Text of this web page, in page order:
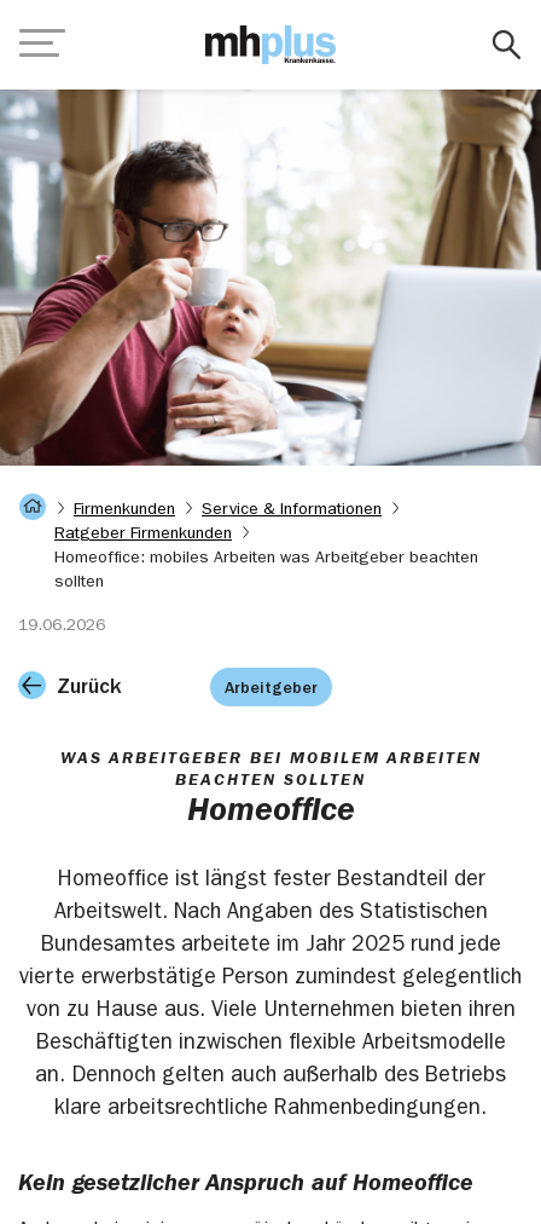
Navigation
Startseite
Firmenkunden
Service & Informationen
Ratgeber Firmenkunden
Homeoffice: mobiles Arbeiten was Arbeitgeber beachten
sollten
19.06.2026
Zurück Arbeitgeber
WAS ARBEITGEBER BEI MOBILEM ARBEITEN
BEACHTEN SOLLTEN
Homeoffice
Homeoffice ist längst fester Bestandteil der
Arbeitswelt. Nach Angaben des Statistischen
Bundesamtes arbeitete im Jahr 2025 rund jede
vierte erwerbstätige Person zumindest gelegentlich
von zu Hause aus. Viele Unternehmen bieten ihren
Beschäftigten inzwischen flexible Arbeitsmodelle
an. Dennoch gelten auch außerhalb des Betriebs
klare arbeitsrechtliche Rahmenbedingungen.
Kein gesetzlicher Anspruch auf Homeoffice